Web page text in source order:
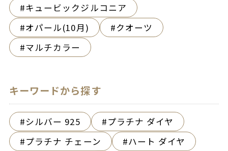
キュービックジルコニア
オパール(10月)
クオーツ
マルチカラー
キーワードから探す
シルバー 925
プラチナ ダイヤ
プラチナ チェーン
ハート ダイヤ